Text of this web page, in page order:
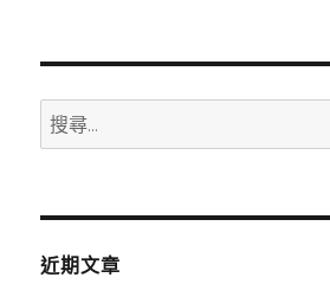
搜
尋
鍵
近期文章